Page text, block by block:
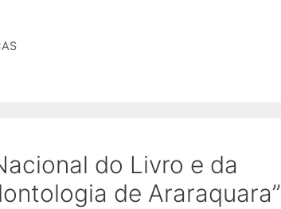
do Livro e da
de Araraquara”